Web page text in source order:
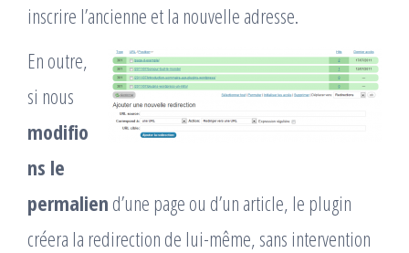
inscrire l’ancienne et la nouvelle adresse.
En outre,
si nous
modifio
ns le
permalien d’une page ou d’un article, le plugin
créera la redirection de lui-même, sans intervention